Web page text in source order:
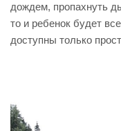
дождем, пропахнуть
то и ребенок будет
доступны только